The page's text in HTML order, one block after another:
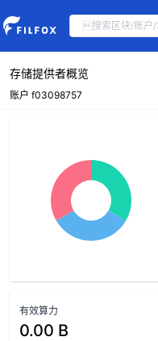
存储提供者概览
账户 f03098757
有效算力
0.00 B